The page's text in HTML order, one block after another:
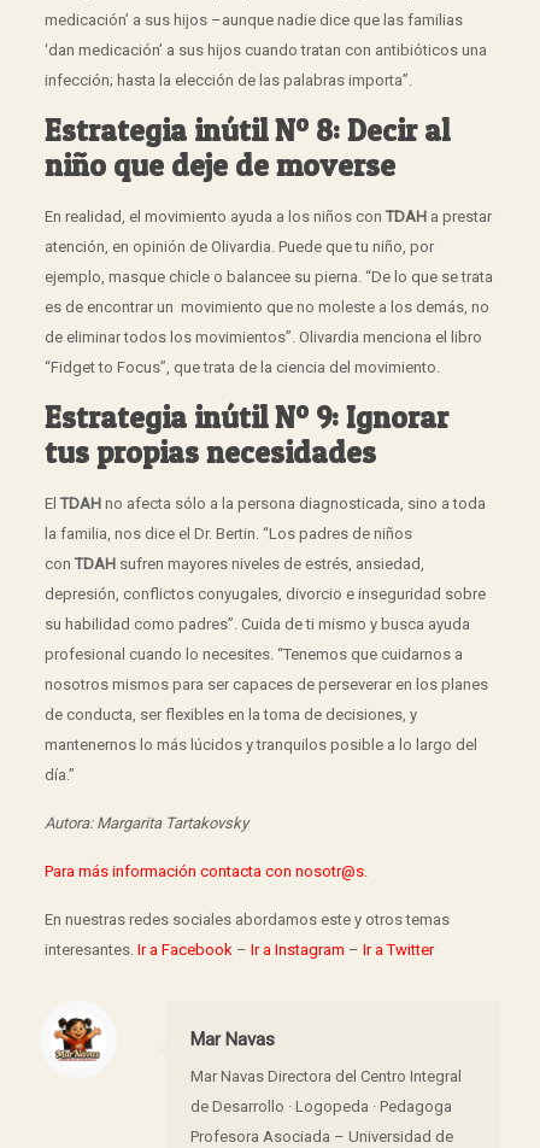
medicación’ a sus hijos –aunque nadie dice que las familias
‘dan medicación’ a sus hijos cuando tratan con antibióticos una
infección; hasta la elección de las palabras importa”.
Estrategia inútil Nº 8: Decir al
niño que deje de moverse
En realidad, el movimiento ayuda a los niños con TDAHa prestar
atención, en opinión de Olivardia. Puede que tu niño, por
ejemplo, masque chicle o balancee su pierna. “De lo que se trata
es de encontrar un movimiento que no moleste a los demás, no
de eliminar todos los movimientos”. Olivardia menciona el libro
“Fidget to Focus”, que trata de la ciencia del movimiento.
Estrategia inútil Nº 9: Ignorar
tus propias necesidades
El TDAHno afecta sólo a la persona diagnosticada, sino a toda
la familia, nos dice el Dr. Bertin. “Los padres de niños
con TDAHsufren mayores niveles de estrés, ansiedad,
depresión, conflictos conyugales, divorcio e inseguridad sobre
su habilidad como padres”. Cuida de ti mismo y busca ayuda
profesional cuando lo necesites. “Tenemos que cuidarnos a
nosotros mismos para ser capaces de perseverar en los planes
de conducta, ser flexibles en la toma de decisiones, y
mantenernos lo más lúcidos y tranquilos posible a lo largo del
día.”
Autora: Margarita Tartakovsky
Para más información contacta con nosotr@s.
En nuestras redes sociales abordamos este y otros temas
interesantes. Ir a Facebook – Ir a Instagram – Ir a Twitter
Mar Navas
Mar Navas Directora del Centro Integral
de Desarrollo · Logopeda · Pedagoga
Profesora Asociada – Universidad de